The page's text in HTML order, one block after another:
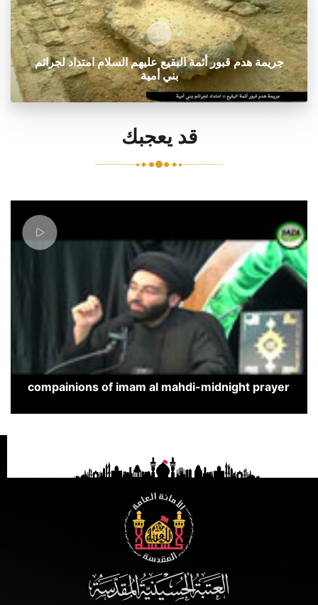
جريمة هدم قبور أئمة البقيع عليهم السلام امتداد لجرائم
بني أمية
قد يعجبك
compainions of imam al mahdi-midnight prayer